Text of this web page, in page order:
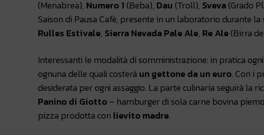
(Menabrea), Numero 1 (Beba), Dau (Troll), Sveva(Grado
Saison di Pausa Cafè, presente in un laboratorio durante
Rulles Estivale, Sierra Nevada Pale Ale, Re Ale(Birra
Interessanti le modalità di somministrazione: in pratica
ognuna delle quali costerà un gettone da un euro. Con i
desiderata per ogni assaggio. La parte culinaria seguirà la
Panino di Giotto– hamburger di sola carne bovina
pizza prodotta con lievito madre.